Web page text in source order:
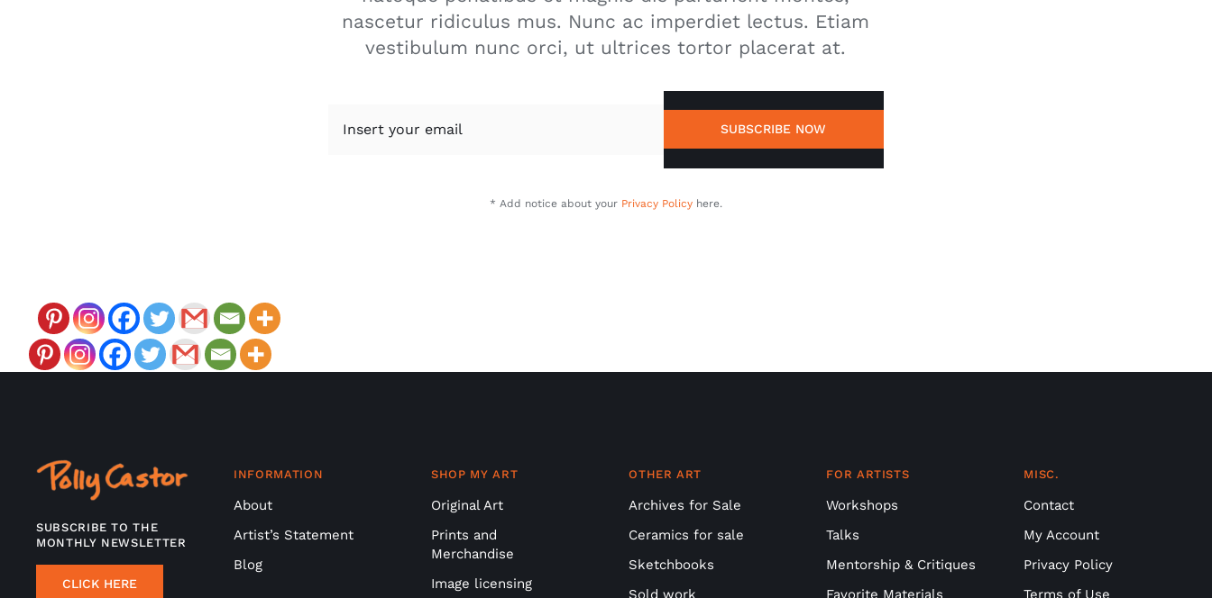
nascetur ridiculus mus. Nunc ac imperdiet lectus. Etiam
vestibulum nunc orci, ut ultrices tortor placerat at.
SUBSCRIBE NOW
* Add notice about your Privacy Policyhere.
SUBSCRIBE TO THE
MONTHLY NEWSLETTER
CLICK HERE
INFORMATION
About
Artist’s Statement
Blog
SHOP MY ART
Original Art
Prints and
Merchandise
Image licensing
OTHER ART
Archives for Sale
Ceramics for sale
Sketchbooks
Sold work
FOR ARTISTS
Workshops
Talks
Mentorship & Critiques
Favorite Materials
MISC.
Contact
My Account
Privacy Policy
Terms of Use